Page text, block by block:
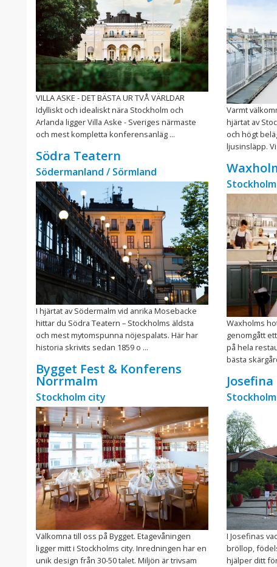
VILLA ASKE - DET BÄSTA UR TVÅ VÄRLDAR
Idylliskt och idealiskt nära Stockholm och
Arlanda ligger Villa Aske - Sveriges närmaste
och mest kompletta konferensanläg ...
Södra Teatern
Södermanland / Sörmland
I hjärtat av Södermalm vid anrika Mosebacke
hittar du Södra Teatern – Stockholms äldsta
och mest mytomspunna nöjespalats. Här har
historia skrivits sedan 1859 o ...
Bygget Fest & Konferens
Norrmalm
Stockholm city
Välkomna till oss på Bygget. Etagevåningen
ligger mitt i Stockholms city. Inredningen har en
unik design från 30-50 talet. Miljön är trivsam
Varmt
hjärtat av
och högt
ljusinsläpp.
Waxholms
genomgått
på hela
bästa
I Josefinas
bröllop,
hjälper ditt